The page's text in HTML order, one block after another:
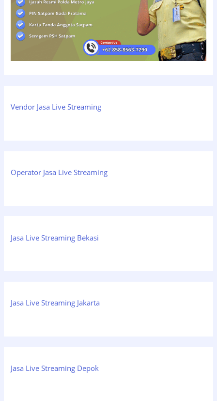
Vendor Jasa Live Streaming
Operator Jasa Live Streaming
Jasa Live Streaming Bekasi
Jasa Live Streaming Jakarta
Jasa Live Streaming Depok